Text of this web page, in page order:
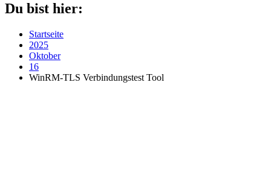
Du bist hier:
Startseite
2025
Oktober
16
WinRM-TLS Verbindungstest Tool